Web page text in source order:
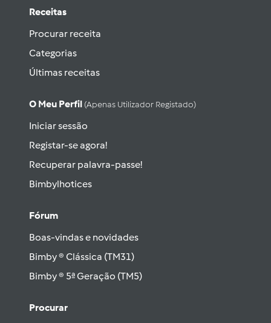
Receitas
Procurar receita
Categorias
Últimas receitas
O Meu Perfil (apenas Utilizador Registado)
Iniciar sessão
Registar-se agora!
Recuperar palavra-passe!
Bimbylhotices
Fórum
Boas-vindas e novidades
Bimby ® Clássica (TM31)
Bimby ® 5ª Geração (TM5)
Procurar